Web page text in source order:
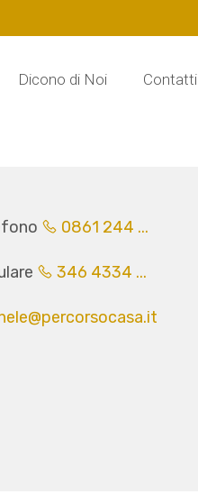
Dicono di Noi Contatti
0861 244 ...
346 4334 ...